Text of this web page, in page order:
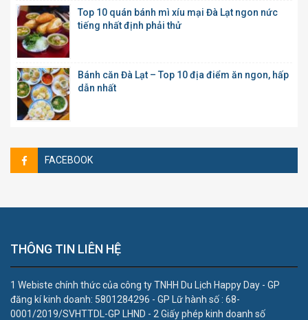
Top 10 quán bánh mì xíu mại Đà Lạt ngon nức
tiếng nhất định phải thử
Bánh căn Đà Lạt – Top 10 địa điểm ăn ngon, hấp
dẫn nhất
FACEBOOK
THÔNG TIN LIÊN HỆ
1 Webiste chính thức của công ty TNHH Du Lịch Happy Day - GP
đăng kí kinh doanh: 5801284296 - GP Lữ hành số : 68-
0001/2019/SVHTTDL-GP LHND - 2 Giấy phép kinh doanh số